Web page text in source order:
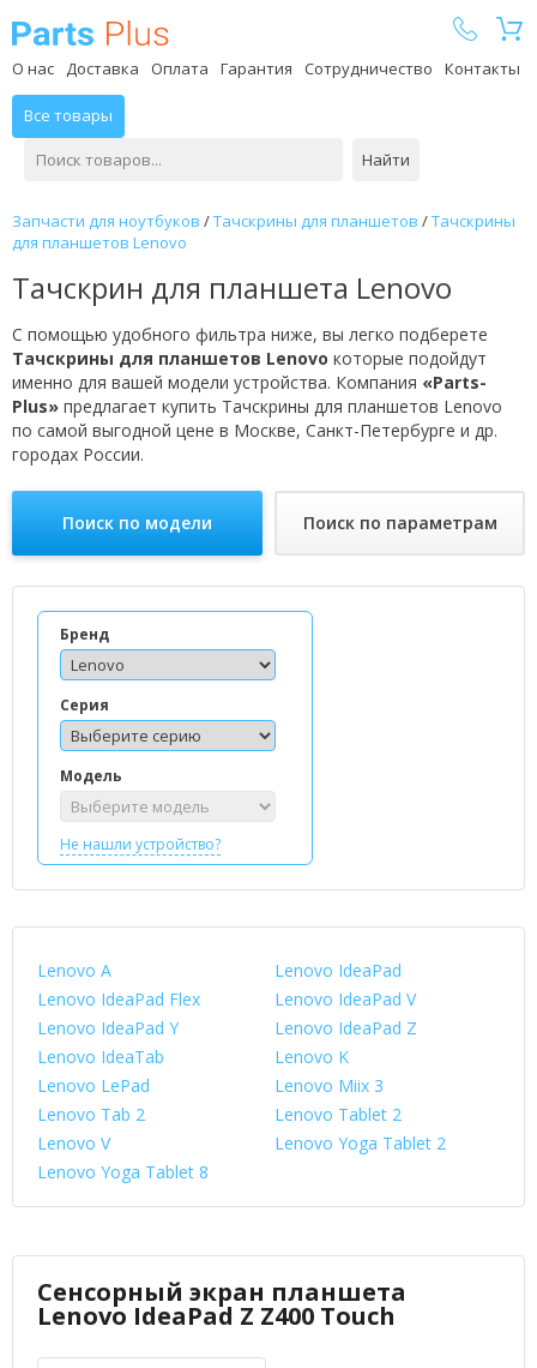
О нас Доставка Оплата Гарантия Сотрудничество Контакты
Все товары
Найти
Запчасти для ноутбуков /Тачскрины для планшетов /Тачскрины
для планшетов Lenovo
Тачскрин для планшета Lenovo
С помощью удобного фильтра ниже, вы легко подберете
Тачскрины для планшетов Lenovo которые подойдут
именно для вашей модели устройства. Компания «Parts-
Plus» предлагает купить Тачскрины для планшетов Lenovo
по самой выгодной цене в Москве, Санкт-Петербурге и др.
городах России.
Поиск по модели Поиск по параметрам
Бренд
Серия
Модель
Не нашли устройство?
Lenovo A
Lenovo IdeaPad
Lenovo IdeaPad Flex
Lenovo IdeaPad V
Lenovo IdeaPad Y
Lenovo IdeaPad Z
Lenovo IdeaTab
Lenovo K
Lenovo LePad
Lenovo Miix 3
Lenovo Tab 2
Lenovo Tablet 2
Lenovo V
Lenovo Yoga Tablet 2
Lenovo Yoga Tablet 8
Сенсорный экран планшета
Lenovo IdeaPad Z Z400 Touch